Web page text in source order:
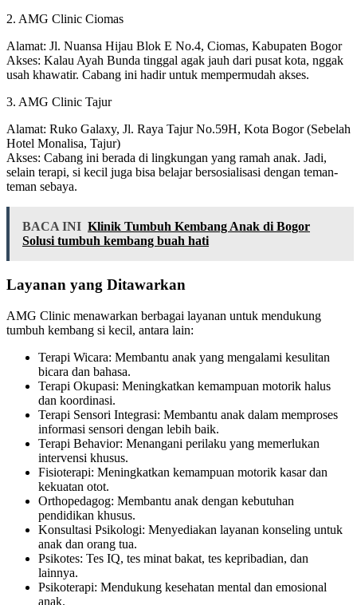
2. AMG Clinic Ciomas
Alamat: Jl. Nuansa Hijau Blok E No.4, Ciomas, Kabupaten Bogor
Akses: Kalau Ayah Bunda tinggal agak jauh dari pusat kota, nggak
usah khawatir. Cabang ini hadir untuk mempermudah akses.
3. AMG Clinic Tajur
Alamat: Ruko Galaxy, Jl. Raya Tajur No.59H, Kota Bogor (Sebelah
Hotel Monalisa, Tajur)
Akses: Cabang ini berada di lingkungan yang ramah anak. Jadi,
selain terapi, si kecil juga bisa belajar bersosialisasi dengan teman-
teman sebaya.
BACA INI Klinik Tumbuh Kembang Anak di Bogor
Solusi tumbuh kembang buah hati
Layanan yang Ditawarkan
AMG Clinic menawarkan berbagai layanan untuk mendukung
tumbuh kembang si kecil, antara lain:
Terapi Wicara: Membantu anak yang mengalami kesulitan
bicara dan bahasa.
Terapi Okupasi: Meningkatkan kemampuan motorik halus
dan koordinasi.
Terapi Sensori Integrasi: Membantu anak dalam memproses
informasi sensori dengan lebih baik.
Terapi Behavior: Menangani perilaku yang memerlukan
intervensi khusus.
Fisioterapi: Meningkatkan kemampuan motorik kasar dan
kekuatan otot.
Orthopedagog: Membantu anak dengan kebutuhan
pendidikan khusus.
Konsultasi Psikologi: Menyediakan layanan konseling untuk
anak dan orang tua.
Psikotes: Tes IQ, tes minat bakat, tes kepribadian, dan
lainnya.
Psikoterapi: Mendukung kesehatan mental dan emosional
anak.